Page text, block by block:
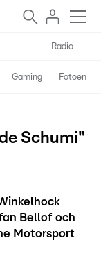
Radio
Gaming Fotoen
Schumi"
Bellof och
Motorsport